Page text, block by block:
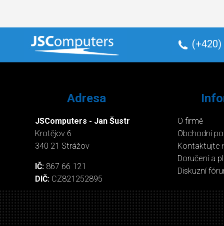
(+420)
Adresa
JSComputers - Jan Šustr
Krotějov 6
340 21 Strážov
IČ: 867 66 121
DIČ: CZ821252895
O firmě
Obchodní
Kontaktujte
Doručení a
Diskuzní